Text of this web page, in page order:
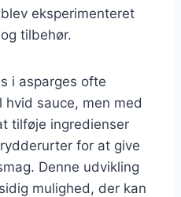
eksperimenteret
tilbehør.
i asparges ofte
hvid sauce, men med
tilføje ingredienser
for at give
Denne udvikling
mulighed, der kan